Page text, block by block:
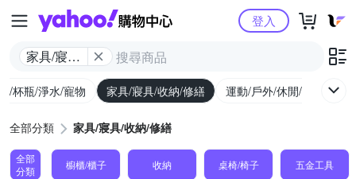
Yahoo購物中心
家具/寢具/
登入
/杯瓶/淨水/寵物 家具/寢具/收納/修繕 運動/戶外/休閒/健身
全部分類 家具/寢具/收納/修繕
全部
分類
櫥櫃/櫃子 收納 桌椅/椅子 五金工具